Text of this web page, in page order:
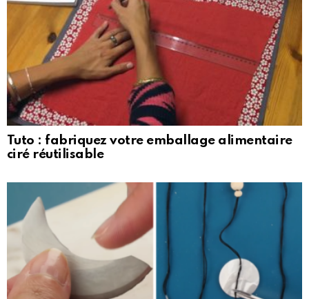
Tuto : fabriquez votre emballage alimentaire
ciré réutilisable